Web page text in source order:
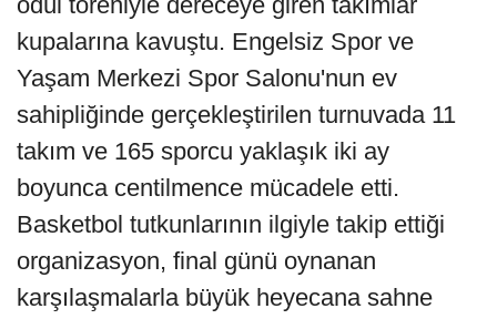
kupalarına kavuştu. Engelsiz Spor ve
Yaşam Merkezi Spor Salonu'nun ev
sahipliğinde gerçekleştirilen turnuvada 11
takım ve 165 sporcu yaklaşık iki ay
boyunca centilmence mücadele etti.
Basketbol tutkunlarının ilgiyle takip ettiği
organizasyon, final günü oynanan
karşılaşmalarla büyük heyecana sahne